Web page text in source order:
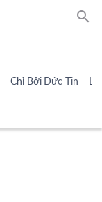
search
Chỉ Bởi Đức Tin